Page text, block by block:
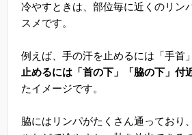
冷やすときは、部位毎に近くのリン
スメです。
例えば、手の汗を止めるには「手首
止めるには「首の下」「脇の下」付
たイメージです。
脇にはリンパがたくさん通っており